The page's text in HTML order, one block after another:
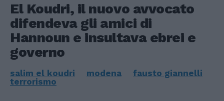
El Koudri, il nuovo avvocato
difendeva gli amici di
Hannoun e insultava ebrei e
governo
salim el koudri modena
fausto giannelli
terrorismo